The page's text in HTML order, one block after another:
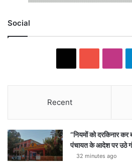
Social
Recent
“नियमों को दरकिनार कर
पंचायत के आदेश पर उठे
32 minutes ago